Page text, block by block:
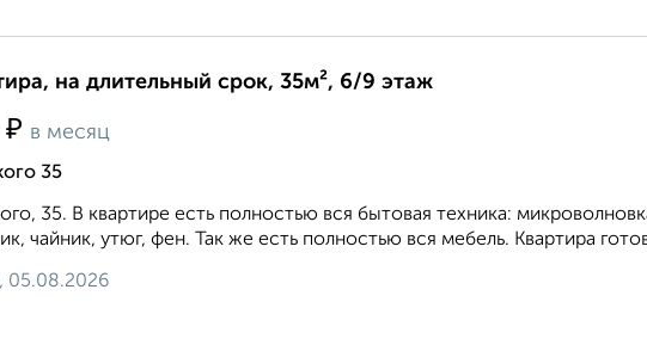
на длительный срок, 35м², 6/9 этаж
₽ в месяц
35
35. В квартире есть полностью вся бытовая техника:
чайник, утюг, фен. Так же есть полностью вся мебель. Квартира
05.08.2026